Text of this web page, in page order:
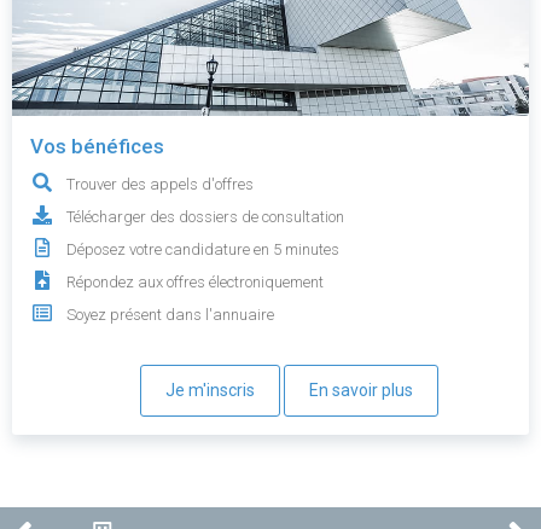
Vos bénéfices
Trouver des appels d'offres
Télécharger des dossiers de consultation
Déposez votre candidature en 5 minutes
Répondez aux offres électroniquement
Soyez présent dans l'annuaire
Je m'inscris En savoir plus